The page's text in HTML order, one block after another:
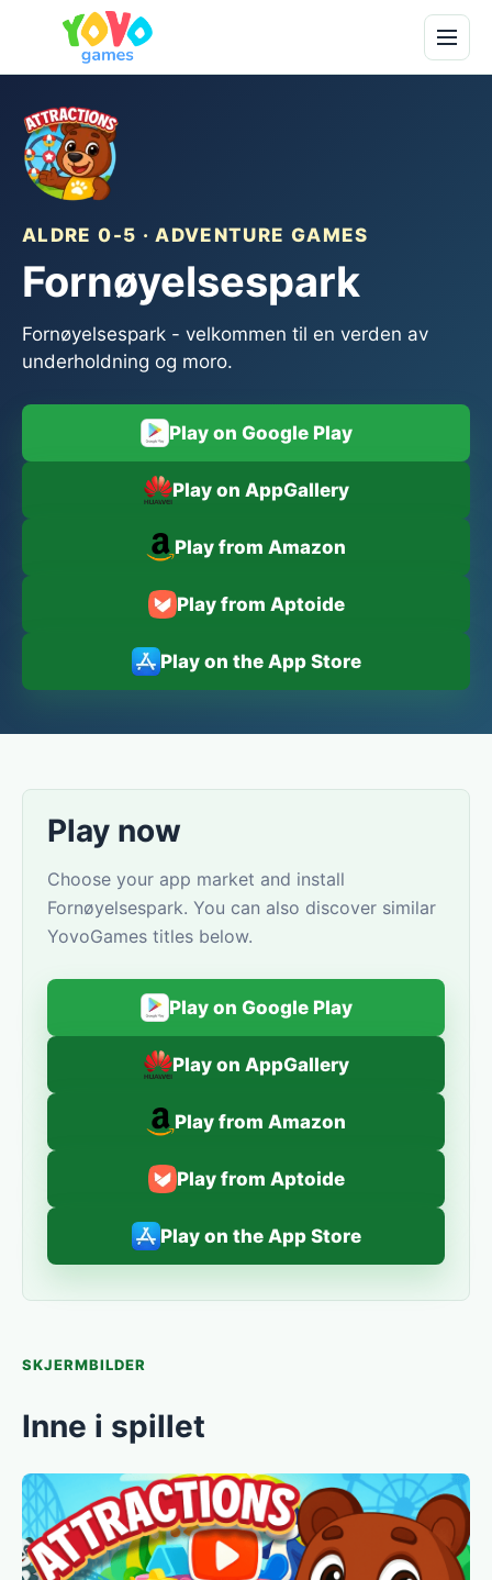
ALDRE 0-5 · ADVENTURE GAMES
Fornøyelsespark
Fornøyelsespark - velkommen til en verden av
underholdning og moro.
Play on Google Play
Play on AppGallery
Play from Amazon
Play from Aptoide
Play on the App Store
Play now
Choose your app market and install
Fornøyelsespark. You can also discover similar
YovoGames titles below.
Play on Google Play
Play on AppGallery
Play from Amazon
Play from Aptoide
Play on the App Store
SKJERMBILDER
Inne i spillet